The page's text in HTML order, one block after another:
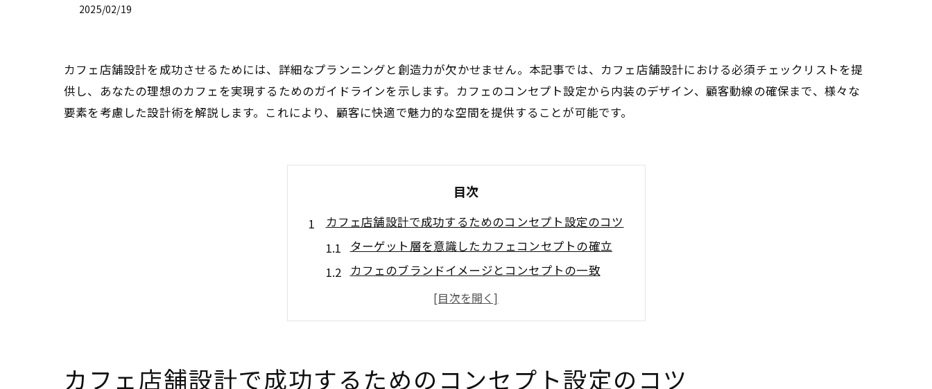
2025/02/19
カフェ店舗設計を成功させるためには、詳細なプランニングと創造力が欠かせません。本記事では、カフェ店舗設計における必須チェックリストを提
供し、あなたの理想のカフェを実現するためのガイドラインを示します。カフェのコンセプト設定から内装のデザイン、顧客動線の確保まで、様々な
要素を考慮した設計術を解説します。これにより、顧客に快適で魅力的な空間を提供することが可能です。
目次
カフェ店舗設計で成功するためのコンセプト設定のコツ
ターゲット層を意識したカフェコンセプトの確立
カフェのブランドイメージとコンセプトの一致
競合店との差別化ポイントの明確化
提供メニューに合ったコンセプト作り
コンセプトの持続可能性を考慮した設計
カフェ店舗設計で成功するためのコンセプト設定のコツ